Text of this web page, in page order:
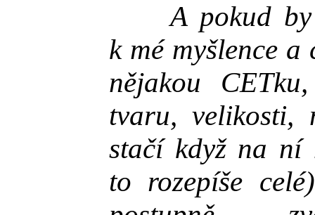
A pokud by
k mé myšlence
nějakou
tvaru, velikosti,
stačí když na ní
to rozepíše